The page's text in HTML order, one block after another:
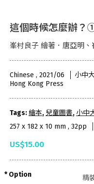
這個時候怎麼辦？
峯村良子 繪著．唐亞明、
Chinese , 2021/06 小中
Hong Kong Press
Tags:繪本, 兒童圖書, 小中
257 x 182 x 10 mm , 32pp
US$15.00
Option